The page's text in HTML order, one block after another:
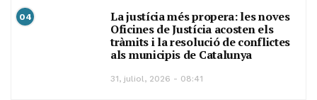
04
La justícia més propera: les noves
Oficines de Justícia acosten els
tràmits i la resolució de conflictes
als municipis de Catalunya
31, juliol, 2026 - 08:41